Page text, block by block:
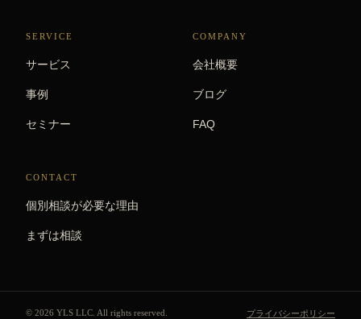
SERVICE
サービス
事例
セミナー
COMPANY
会社概要
ブログ
FAQ
CONTACT
個別相談が必要な理由
まずは相談
© 2026 YLS LLC. All rights reserved. プライバシーポリシー